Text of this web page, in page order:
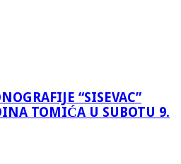
“SISEVAC”
TOMIĆA U SUBOTU 9.